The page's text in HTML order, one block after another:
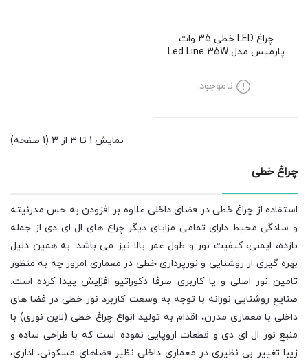
چراغ LED خطی 35 وات
پارمیس مدل Led Line 35W
ناموجود
نمایش 1 تا 3 از 3 (1 صفحه)
چراغ خطی
استفاده از چراغ خطی در فضای داخلی علاوه بر افزودن به حس مدرنیته
و سادگی محیط دارای تمامی مزایای دیگر چراغ های ال ای دی از جمله
بازده، ایمنی، کیفیت نور و طول عمر بالا نیز می باشد. به همین دلیل
بهره گیری از روشنایی و نورپردازی خطی در معماری امروز چه به منظور
تامین نور اصلی و یا کاربری صرفا دکوراتیو افزایش پیدا کرده است.
صنایع روشنایی نورانه با توجه به وسعت کاربرد نور خطی در فضا های
داخلی با معماری مدرن، اقدام به تولید انواع چراغ خطی (لاین نوری) با
منبع نور ال ای دی و قطعات اروپایی نموده است که با طراحی ساده و
زیبا تغییر بی نظیری در معماری داخلی نظیر فضاهای مسکونی، اداری،